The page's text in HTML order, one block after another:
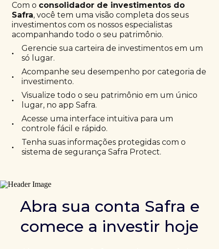
Com o consolidador de investimentos do
Safra, você tem uma visão completa dos seus
investimentos com os nossos especialistas
acompanhando todo o seu patrimônio.
•
Gerencie sua carteira de investimentos em um
só lugar.
•
Acompanhe seu desempenho por categoria de
investimento.
•
Visualize todo o seu patrimônio em um único
lugar, no app Safra.
•
Acesse uma interface intuitiva para um
controle fácil e rápido.
•
Tenha suas informações protegidas com o
sistema de segurança Safra Protect.
Abra sua conta Safra e
comece a investir hoje